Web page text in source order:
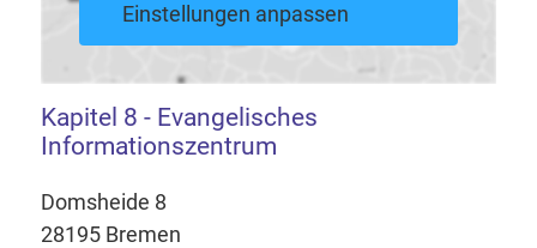
Einstellungen anpassen
Kapitel 8 - Evangelisches
Informationszentrum
Domsheide 8
28195 Bremen